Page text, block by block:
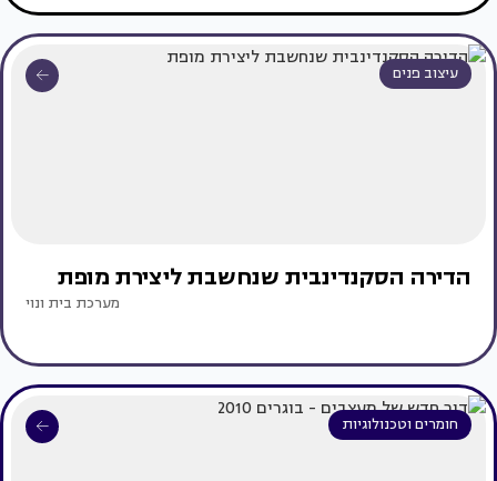
עיצוב פנים
הדירה הסקנדינבית שנחשבת ליצירת מופת
מערכת בית ונוי
חומרים וטכנולוגיות